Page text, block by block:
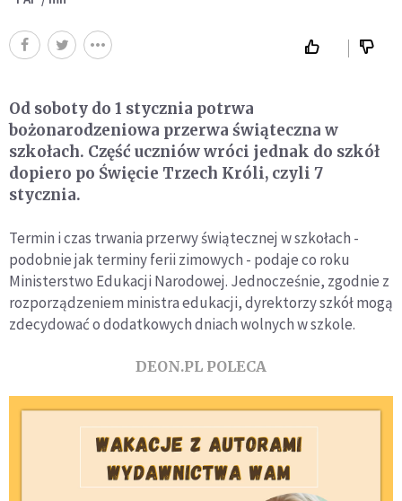
Od soboty do 1 stycznia potrwa
bożonarodzeniowa przerwa świąteczna w
szkołach. Część uczniów wróci jednak do szkół
dopiero po Święcie Trzech Króli, czyli 7
stycznia.
Termin i czas trwania przerwy świątecznej w szkołach -
podobnie jak terminy ferii zimowych - podaje co roku
Ministerstwo Edukacji Narodowej. Jednocześnie, zgodnie z
rozporządzeniem ministra edukacji, dyrektorzy szkół mogą
zdecydować o dodatkowych dniach wolnych w szkole.
DEON.PL POLECA